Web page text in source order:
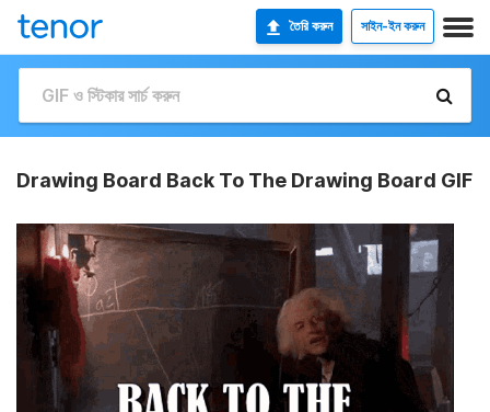
তৈরি করুন সাইন-ইন করুন
Drawing Board Back To The Drawing Board GIF